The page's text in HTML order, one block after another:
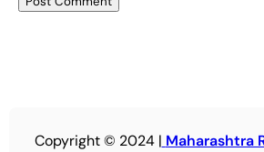
Copyright © 2024 | Maharashtra